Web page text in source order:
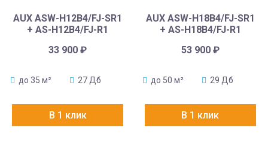
AUX ASW-H12B4/FJ-SR1
+ AS-H12B4/FJ-R1
33 900₽
до 35 м² 27 Дб
В 1 клик
AUX ASW-H18B4/FJ-SR1
+ AS-H18B4/FJ-R1
53 900 ₽
до 50 м² 29 Дб
В 1 клик